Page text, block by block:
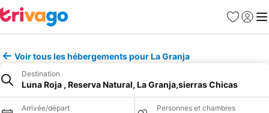
Favoris
Se
Voir tous les hébergements pour La Granja
Destination
Luna Roja , Reserva Natural, La Granja,sierras Chicas
Arrivée/départ Personnes et chambres